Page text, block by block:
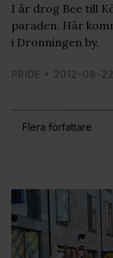
Flera författare
I år drog Bee till
paraden. Här
i Dronningen by.
PRIDE 2012-08-22